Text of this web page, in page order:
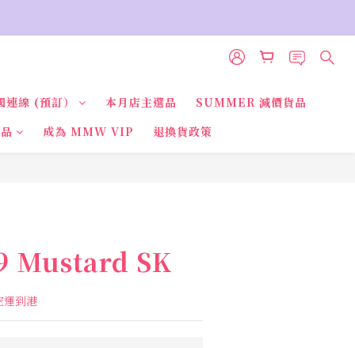
線 (預訂） 本月店主選品
SUMMER 減價貨品
成為 MMW VIP 退換貨政策
Mustard SK
到港